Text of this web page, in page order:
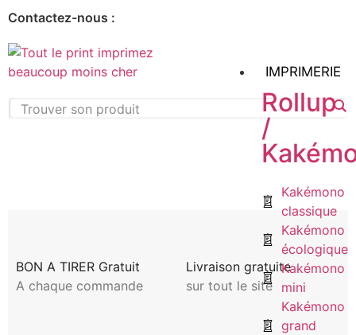
Contactez-nous :
IMPRIMERIE
Rollup
/
Kakémono
classique
Kakémono
écologique
Kakémono
mini
Kakémono
grand
BON A TIRER Gratuit
A chaque commande
Livraison gratuite
sur tout le site